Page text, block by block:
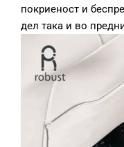
покриеност и
дел така и во